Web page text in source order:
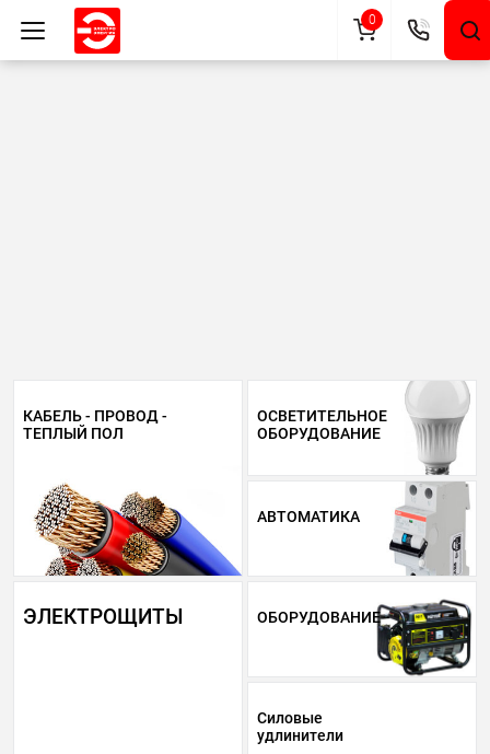
КАБЕЛЬ - ПРОВОД -
ТЕПЛЫЙ ПОЛ
ОСВЕТИТЕЛЬНОЕ
ОБОРУДОВАНИЕ
АВТОМАТИКА
ЭЛЕКТРОЩИТЫ ОБОРУДОВАНИЕ
Силовые
удлинители
0